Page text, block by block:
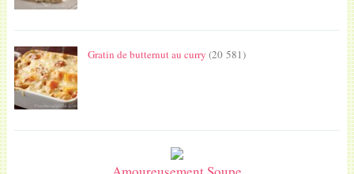
Gratin de butternut au curry (20 581)